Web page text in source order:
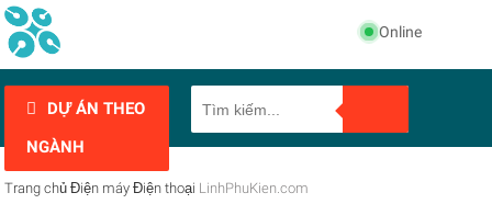
Online
DỰ ÁN THEO
NGÀNH
Trang chủ Điện máy Điện thoại LinhPhuKien.com